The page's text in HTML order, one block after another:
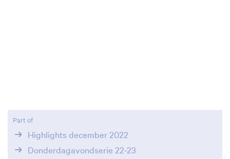
Part of
Highlights december 2022
Donderdagavondserie 22-23